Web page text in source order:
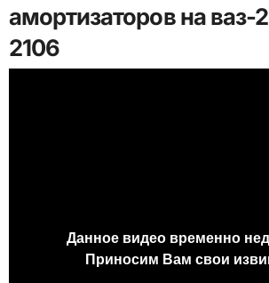
амортизаторов на ваз-
2106